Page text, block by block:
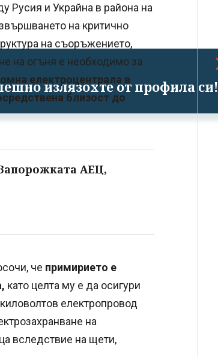
излязохте от профила си!
Русия и Украйна в района на
на критично
на съоръжението,
на огъня е необходимо за
електроцентрала в
близост до
АЕЦ,
че примирието е
като целта му е да осигури
електропровод
на
вследствие на щети,